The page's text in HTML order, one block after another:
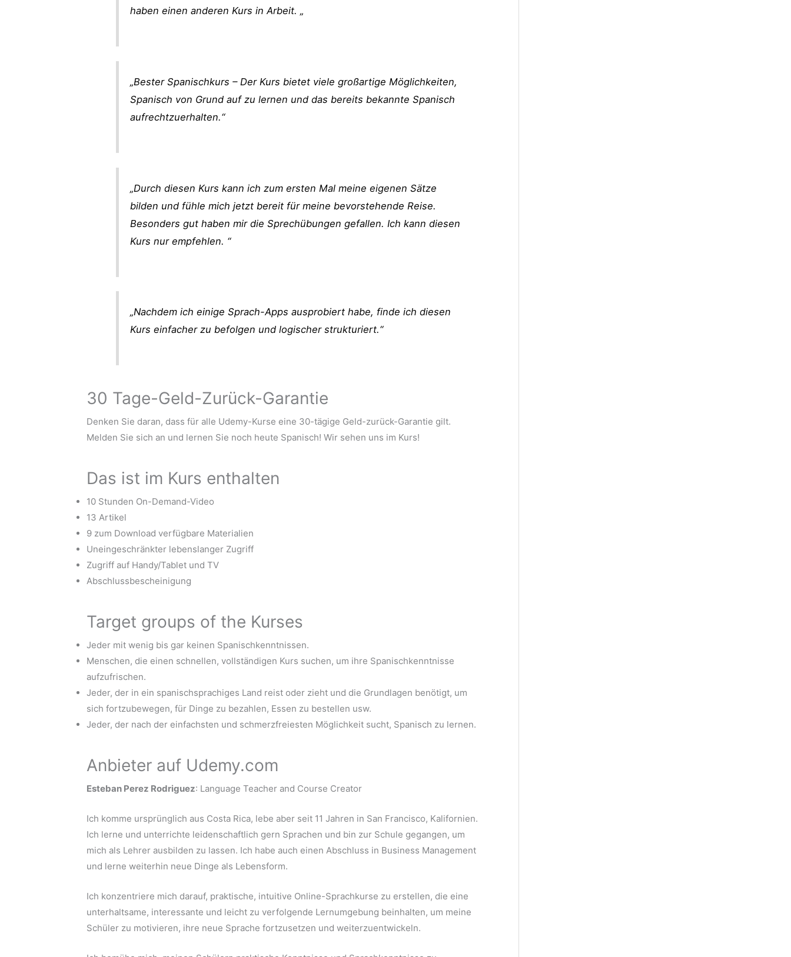
haben einen anderen Kurs in Arbeit. „
„Bester Spanischkurs – Der Kurs bietet viele großartige Möglichkeiten,
Spanisch von Grund auf zu lernen und das bereits bekannte Spanisch
aufrechtzuerhalten.“
„Durch diesen Kurs kann ich zum ersten Mal meine eigenen Sätze
bilden und fühle mich jetzt bereit für meine bevorstehende Reise.
Besonders gut haben mir die Sprechübungen gefallen. Ich kann diesen
Kurs nur empfehlen. “
„Nachdem ich einige Sprach-Apps ausprobiert habe, finde ich diesen
Kurs einfacher zu befolgen und logischer strukturiert.“
30 Tage-Geld-Zurück-Garantie
Denken Sie daran, dass für alle Udemy-Kurse eine 30-tägige Geld-zurück-Garantie gilt.
Melden Sie sich an und lernen Sie noch heute Spanisch! Wir sehen uns im Kurs!
Das ist im Kurs enthalten
10 Stunden On-Demand-Video
13 Artikel
9 zum Download verfügbare Materialien
Uneingeschränkter lebenslanger Zugriff
Zugriff auf Handy/Tablet und TV
Abschlussbescheinigung
Target groups of the Kurses
Jeder mit wenig bis gar keinen Spanischkenntnissen.
Menschen, die einen schnellen, vollständigen Kurs suchen, um ihre Spanischkenntnisse
aufzufrischen.
Jeder, der in ein spanischsprachiges Land reist oder zieht und die Grundlagen benötigt, um
sich fortzubewegen, für Dinge zu bezahlen, Essen zu bestellen usw.
Jeder, der nach der einfachsten und schmerzfreiesten Möglichkeit sucht, Spanisch zu lernen.
Anbieter auf Udemy.com
Esteban Perez Rodriguez: Language Teacher and Course Creator
Ich komme ursprünglich aus Costa Rica, lebe aber seit 11 Jahren in San Francisco, Kalifornien.
Ich lerne und unterrichte leidenschaftlich gern Sprachen und bin zur Schule gegangen, um
mich als Lehrer ausbilden zu lassen. Ich habe auch einen Abschluss in Business Management
und lerne weiterhin neue Dinge als Lebensform.
Ich konzentriere mich darauf, praktische, intuitive Online-Sprachkurse zu erstellen, die eine
unterhaltsame, interessante und leicht zu verfolgende Lernumgebung beinhalten, um meine
Schüler zu motivieren, ihre neue Sprache fortzusetzen und weiterzuentwickeln.